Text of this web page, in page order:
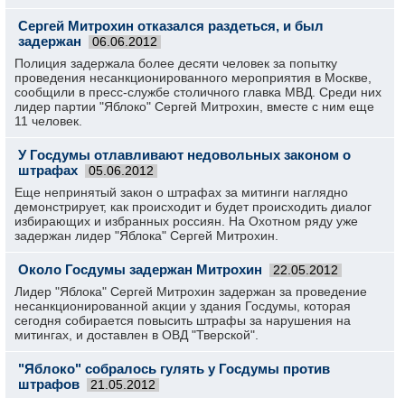
Сергей Митрохин отказался раздеться, и был
задержан
06.06.2012
Полиция задержала более десяти человек за попытку
проведения несанкционированного мероприятия в Москве,
сообщили в пресс-службе столичного главка МВД. Среди них
лидер партии "Яблоко" Сергей Митрохин, вместе с ним еще
11 человек.
У Госдумы отлавливают недовольных законом о
штрафах
05.06.2012
Еще непринятый закон о штрафах за митинги наглядно
демонстрирует, как происходит и будет происходить диалог
избирающих и избранных россиян. На Охотном ряду уже
задержан лидер "Яблока" Сергей Митрохин.
Около Госдумы задержан Митрохин 22.05.2012
Лидер "Яблока" Сергей Митрохин задержан за проведение
несанкционированной акции у здания Госдумы, которая
сегодня собирается повысить штрафы за нарушения на
митингах, и доставлен в ОВД "Тверской".
"Яблоко" собралось гулять у Госдумы против
штрафов
21.05.2012